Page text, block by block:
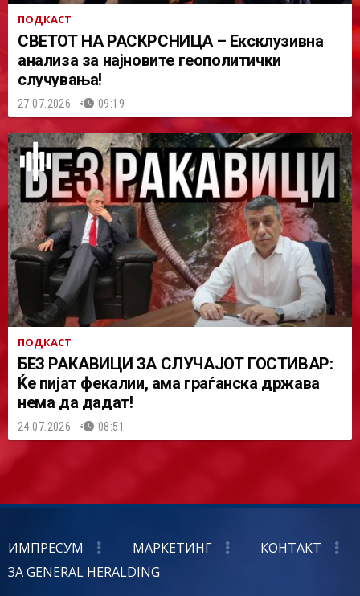
ПОДКАСТ
СВЕТОТ НА РАСКРСНИЦА – Ексклузивна
анализа за најновите геополитички
случувања!
27.07.2026. 09:19
ПОДКАСТ
БЕЗ РАКАВИЦИ ЗА СЛУЧАЈОТ ГОСТИВАР:
Ќе пијат фекалии, ама граѓанска држава
нема да дадат!
24.07.2026. 08:51
ИМПРЕСУМ МАРКЕТИНГ
КОНТАКТ
ЗА GENERAL HERALDING